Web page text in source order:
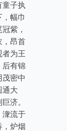
子执
幅巾
紫，
，昂首
者为王
后有锦
密中
通大
济。
潨流于
，炉烟